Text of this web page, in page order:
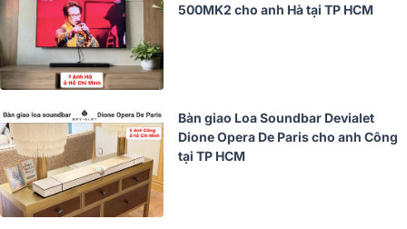
500MK2 cho anh Hà tại TP HCM
Bàn giao Loa Soundbar Devialet
Dione Opera De Paris cho anh Công
tại TP HCM